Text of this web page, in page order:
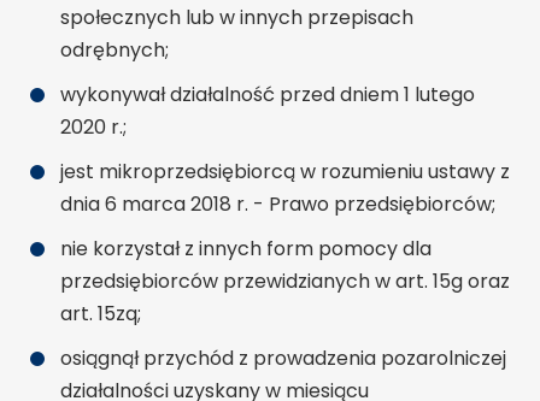
społecznych lub w innych przepisach
odrębnych;
wykonywał działalność przed dniem 1 lutego
2020 r.;
jest mikroprzedsiębiorcą w rozumieniu ustawy z
dnia 6 marca 2018 r. - Prawo przedsiębiorców;
nie korzystał z innych form pomocy dla
przedsiębiorców przewidzianych w art. 15g oraz
art. 15zq;
osiągnął przychód z prowadzenia pozarolniczej
działalności uzyskany w miesiącu